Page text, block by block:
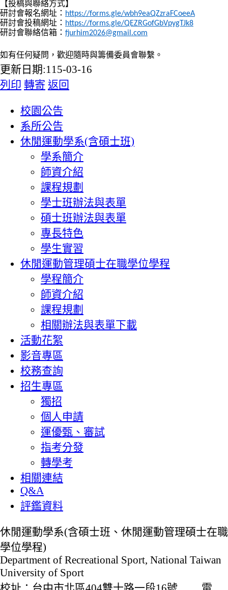
【投稿與聯絡方式】
研討會報名網址： https://forms.gle/wbh9eaQZzraFCoeeA
研討會投稿網址： https://forms.gle/QEZRGofGbVpygTJk8
研討會聯絡信箱： fjurhim2026@gmail.com
如有任何疑問，歡迎隨時與籌備委員會聯繫。
更新日期:115-03-16
列印 轉寄 返回
校園公告
系所公告
休閒運動學系(含碩士班)
學系簡介
師資介紹
課程規劃
學士班辦法與表單
碩士班辦法與表單
專長特色
學生實習
休閒運動管理碩士在職學位學程
學程簡介
師資介紹
課程規劃
相關辦法與表單下載
活動花絮
影音專區
校務查詢
招生專區
獨招
個人申請
運優甄、審試
指考分發
轉學考
相關連結
Q&A
評鑑資料
休閒運動學系(含碩士班、休閒運動管理碩士在職
學位學程)
Department of Recreational Sport, National Taiwan
University of Sport